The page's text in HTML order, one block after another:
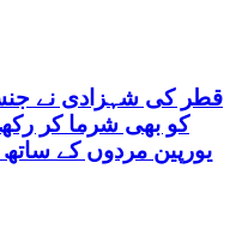
قطر کی شہزادی نے
یورپین مردوں کے